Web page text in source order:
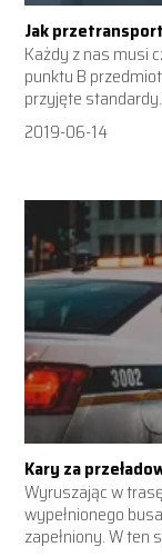
Jak
Każdy z nas musi
punktu B
przyjęte
2019-06-14
Kary za
Wyruszając w
wypełnionego
zapełniony. W ten